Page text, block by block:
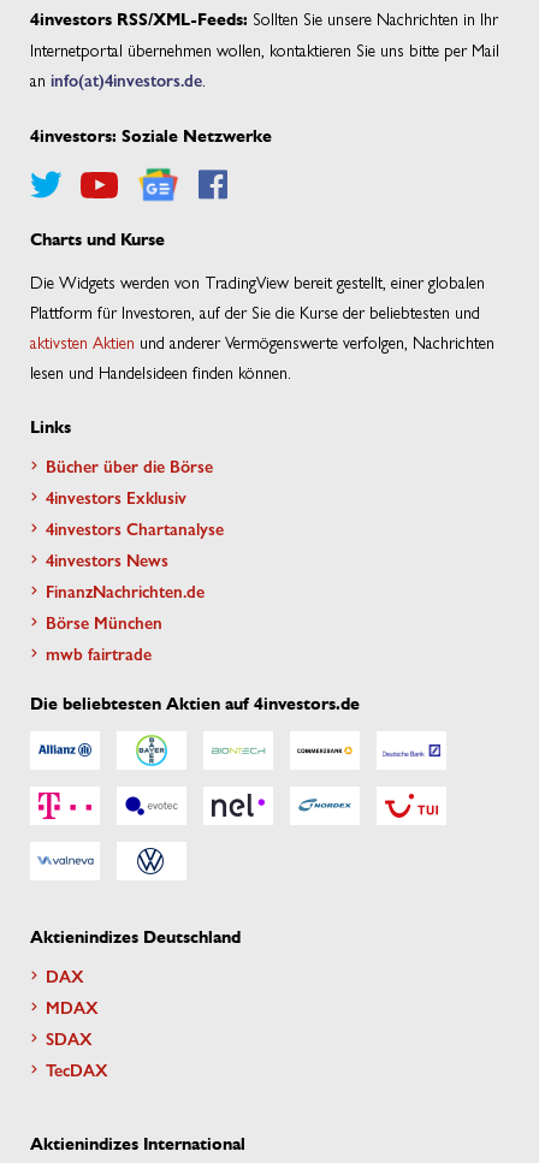
4investors RSS/XML-Feeds: Sollten Sie unsere Nachrichten in Ihr
Internetportal übernehmen wollen, kontaktieren Sie uns bitte per Mail
an info(at)4investors.de.
4investors: Soziale Netzwerke
Charts und Kurse
Die Widgets werden von TradingView bereit gestellt, einer globalen
Plattform für Investoren, auf der Sie die Kurse der beliebtesten und
aktivsten Aktien und anderer Vermögenswerte verfolgen, Nachrichten
lesen und Handelsideen finden können.
Links
Bücher über die Börse
4investors Exklusiv
4investors Chartanalyse
4investors News
FinanzNachrichten.de
Börse München
mwb fairtrade
Die beliebtesten Aktien auf 4investors.de
Aktienindizes Deutschland
DAX
MDAX
SDAX
TecDAX
Aktienindizes International